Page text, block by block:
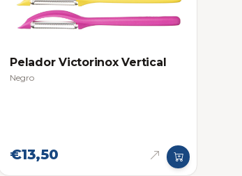
Pelador Victorinox Vertical
Negro
€13,50